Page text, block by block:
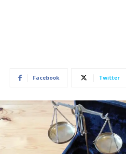
Facebook Twitter